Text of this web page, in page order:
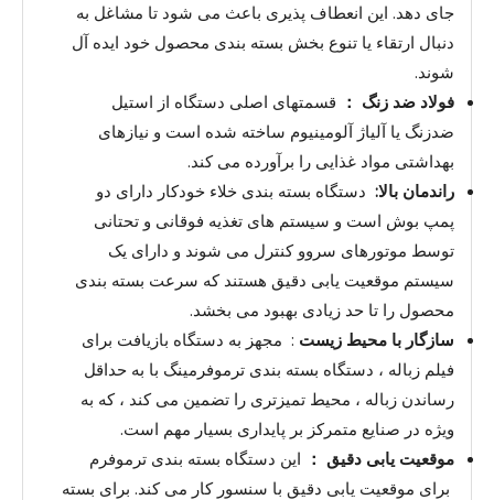
جای دهد. این انعطاف پذیری باعث می شود تا مشاغل به
دنبال ارتقاء یا تنوع بخش بسته بندی محصول خود ایده آل
شوند.
فولاد ضد زنگ ： قسمتهای اصلی دستگاه از استیل
ضدزنگ یا آلیاژ آلومینیوم ساخته شده است و نیازهای
بهداشتی مواد غذایی را برآورده می کند.
راندمان بالا: دستگاه بسته بندی خلاء خودکار دارای دو
پمپ بوش است و سیستم های تغذیه فوقانی و تحتانی
توسط موتورهای سروو کنترل می شوند و دارای یک
سیستم موقعیت یابی دقیق هستند که سرعت بسته بندی
محصول را تا حد زیادی بهبود می بخشد.
سازگار با محیط زیست : مجهز به دستگاه بازیافت برای
فیلم زباله ، دستگاه بسته بندی ترموفرمینگ با به حداقل
رساندن زباله ، محیط تمیزتری را تضمین می کند ، که به
ویژه در صنایع متمرکز بر پایداری بسیار مهم است.
موقعیت یابی دقیق ： این دستگاه بسته بندی ترموفرم
برای موقعیت یابی دقیق با سنسور کار می کند. برای بسته